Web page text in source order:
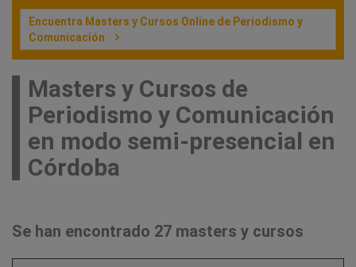
Encuentra Masters y Cursos Online de Periodismo y
Comunicación
Masters y Cursos de
Periodismo y Comunicación
en modo semi-presencial en
Córdoba
Se han encontrado 27 masters y cursos